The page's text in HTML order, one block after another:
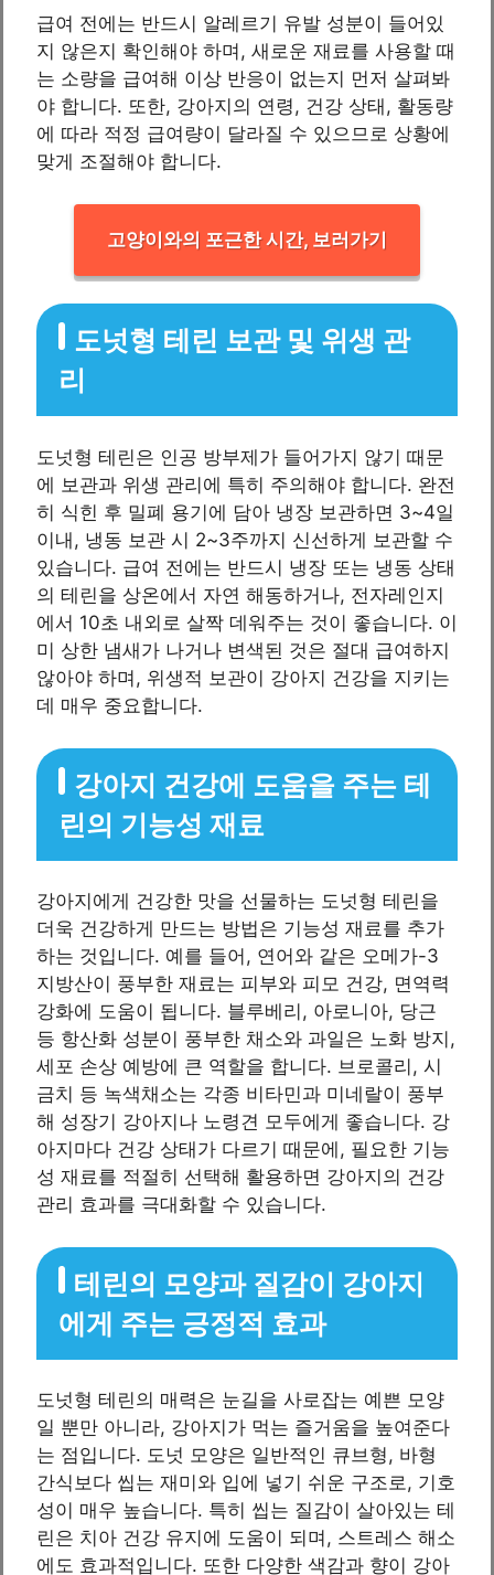
급여 전에는 반드시 알레르기 유발 성분이 들어있
지 않은지 확인해야 하며, 새로운 재료를 사용할 때
는 소량을 급여해 이상 반응이 없는지 먼저 살펴봐
야 합니다. 또한, 강아지의 연령, 건강 상태, 활동량
에 따라 적정 급여량이 달라질 수 있으므로 상황에
맞게 조절해야 합니다.
고양이와의 포근한 시간, 보러가기
도넛형 테린 보관 및 위생 관
리
도넛형 테린은 인공 방부제가 들어가지 않기 때문
에 보관과 위생 관리에 특히 주의해야 합니다. 완전
히 식힌 후 밀폐 용기에 담아 냉장 보관하면 3~4일
이내, 냉동 보관 시 2~3주까지 신선하게 보관할 수
있습니다. 급여 전에는 반드시 냉장 또는 냉동 상태
의 테린을 상온에서 자연 해동하거나, 전자레인지
에서 10초 내외로 살짝 데워주는 것이 좋습니다. 이
미 상한 냄새가 나거나 변색된 것은 절대 급여하지
않아야 하며, 위생적 보관이 강아지 건강을 지키는
데 매우 중요합니다.
강아지 건강에 도움을 주는 테
린의 기능성 재료
강아지에게 건강한 맛을 선물하는 도넛형 테린을
더욱 건강하게 만드는 방법은 기능성 재료를 추가
하는 것입니다. 예를 들어, 연어와 같은 오메가-3
지방산이 풍부한 재료는 피부와 피모 건강, 면역력
강화에 도움이 됩니다. 블루베리, 아로니아, 당근
등 항산화 성분이 풍부한 채소와 과일은 노화 방지,
세포 손상 예방에 큰 역할을 합니다. 브로콜리, 시
금치 등 녹색채소는 각종 비타민과 미네랄이 풍부
해 성장기 강아지나 노령견 모두에게 좋습니다. 강
아지마다 건강 상태가 다르기 때문에, 필요한 기능
성 재료를 적절히 선택해 활용하면 강아지의 건강
관리 효과를 극대화할 수 있습니다.
테린의 모양과 질감이 강아지
에게 주는 긍정적 효과
도넛형 테린의 매력은 눈길을 사로잡는 예쁜 모양
일 뿐만 아니라, 강아지가 먹는 즐거움을 높여준다
는 점입니다. 도넛 모양은 일반적인 큐브형, 바형
간식보다 씹는 재미와 입에 넣기 쉬운 구조로, 기호
성이 매우 높습니다. 특히 씹는 질감이 살아있는 테
린은 치아 건강 유지에 도움이 되며, 스트레스 해소
에도 효과적입니다. 또한 다양한 색감과 향이 강아